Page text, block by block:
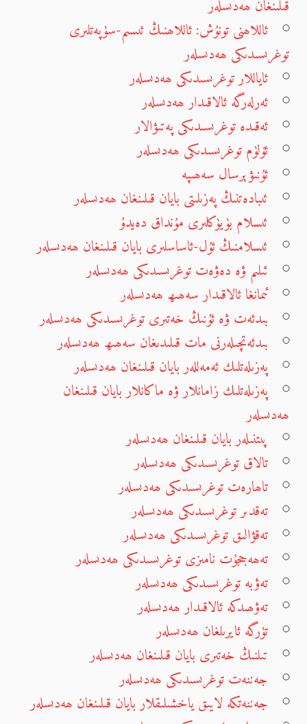
قىلىنغان ھەدىسلەر
ئاللاھنى تونۇش: ئاللاھنىڭ ئىسىم-سۈپەتلىرى
توغرىسىدىكى ھەدىسلەر
ئاياللار توغرىسىدىكى ھەدىسلەر
ئەرلەرگە ئالاقىدار ھەدىسلەر
ئەقىدە توغرىسىدىكى پەتىۋالار
ئۆلۈم توغرىسىدىكى ھەدىسلەر
ئۇنىۋېرسال سەھىپە
ئىبادەتنىڭ پەزىلىتى بايان قىلىنغان ھەدىسلەر
ئىسلام بۈيۈكلىرى مۇنداق دەيدۇ
ئىسلامنىڭ ئۇل-ئاساسلىرى بايان قىلىنغان ھەدىسلەر
ئىلىم ۋە دەۋەت توغرىسىدىكى ھەدىسلەر
ئىمانغا ئالاقىدار سەھىھ ھەدىسلەر
بىدئەت ۋە ئۇنىڭ خەتىرى توغرىسىدىكى ھەدىسلەر
بىدئەتچىلەرنى مات قىلىدىغان سەھىھ ھەدىسلەر
پەزىلەتلىك ئەمەللەر بايان قىلىنغان ھەدىسلەر
پەزىلەتلىك زامانلار ۋە ماكانلار بايان قىلىنغان
ھەدىسلەر
پىتنىلەر بايان قىلىنغان ھەدىسلەر
تالاق توغرىسىدىكى ھەدىسلەر
تاھارەت توغرىسىدىكى ھەدىسلەر
تەقدىر توغرىسىدىكى ھەدىسلەر
تەقۋالىق توغرىسىدىكى ھەدىسلەر
تەھەججۇت نامىزى توغرىسىدىكى ھەدىسلەر
تەۋبە توغرىسىدىكى ھەدىسلەر
تەۋھىدكە ئالاقىدار ھەدىسلەر
تۈرگە ئايرىلغان ھەدىسلەر
تىلنىڭ خەتىرى بايان قىلىنغان ھەدىسلەر
جەننەت توغرىسىدىكى ھەدىسلەر
جەننەتكە لايىق ياخشىلىقلار بايان قىلىنغان ھەدىسلەر